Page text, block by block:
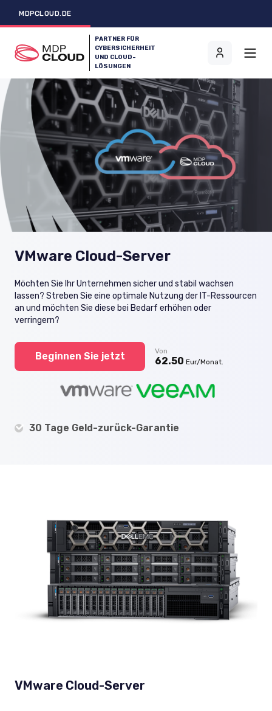
MDPCLOUD.DE
PARTNER FÜR
CYBERSICHERHEIT
UND CLOUD-
LÖSUNGEN
VMware Cloud-Server
Möchten Sie Ihr Unternehmen sicher und stabil wachsen
lassen? Streben Sie eine optimale Nutzung der IT-Ressourcen
an und möchten Sie diese bei Bedarf erhöhen oder
verringern?
Beginnen Sie jetzt Von
62.50 Eur/Monat.
30 Tage Geld-zurück-Garantie
VMware Cloud-Server